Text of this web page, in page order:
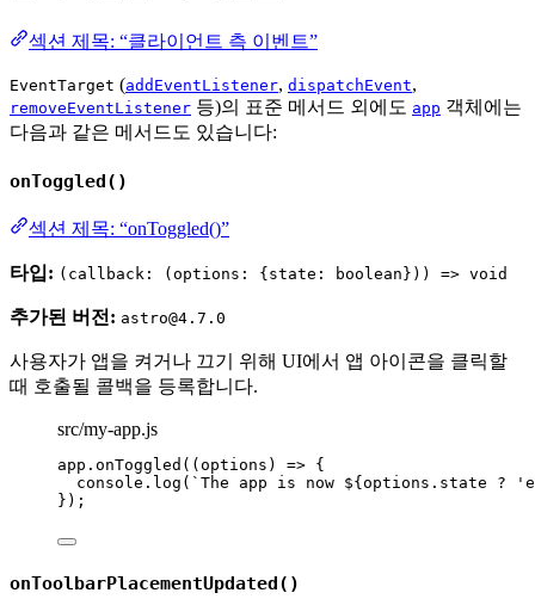
섹션 제목: “클라이언트 측 이벤트”
EventTarget (addEventListener, dispatchEvent,
removeEventListener 등)의 표준 메서드 외에도 app 객체에는
다음과 같은 메서드도 있습니다:
onToggled()
섹션 제목: “onToggled()”
타입: (callback: (options: {state: boolean})) => void
추가된 버전: astro@4.7.0
사용자가 앱을 켜거나 끄기 위해 UI에서 앱 아이콘을 클릭할
때 호출될 콜백을 등록합니다.
src/my-app.js
app . onToggled ( ( options ) => {
console . log ( ` The app is now ${ options . state ? '
});
onToolbarPlacementUpdated()